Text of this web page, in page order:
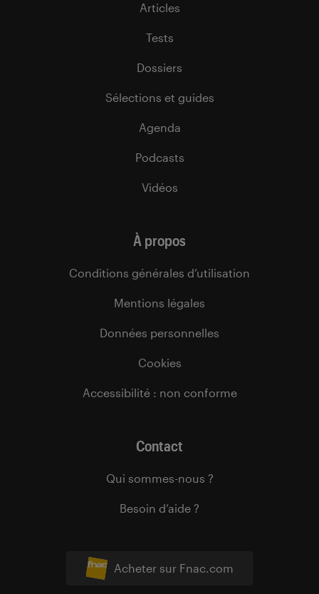
Acheter sur Fnac.com
Articles
Tests
Dossiers
Sélections et guides
Agenda
Podcasts
Vidéos
À propos
Conditions générales d’utilisation
Mentions légales
Données personnelles
Cookies
Accessibilité : non conforme
Contact
Qui sommes-nous ?
Besoin d’aide ?